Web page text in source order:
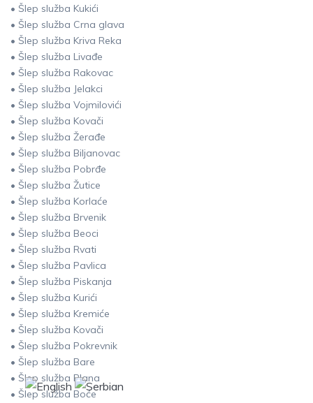
• Šlep služba Kukići
• Šlep služba Crna glava
• Šlep služba Kriva Reka
• Šlep služba Livađe
• Šlep služba Rakovac
• Šlep služba Jelakci
• Šlep služba Vojmilovići
• Šlep služba Kovači
• Šlep služba Žerađe
• Šlep služba Biljanovac
• Šlep služba Pobrđe
• Šlep služba Žutice
• Šlep služba Korlaće
• Šlep služba Brvenik
• Šlep služba Beoci
• Šlep služba Rvati
• Šlep služba Pavlica
• Šlep služba Piskanja
• Šlep služba Kurići
• Šlep služba Kremiće
• Šlep služba Kovači
• Šlep služba Pokrevnik
• Šlep služba Bare
• Šlep služba Plana
• Šlep služba Boće